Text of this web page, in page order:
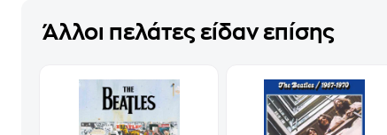
Άλλοι πελάτες είδαν επίσης